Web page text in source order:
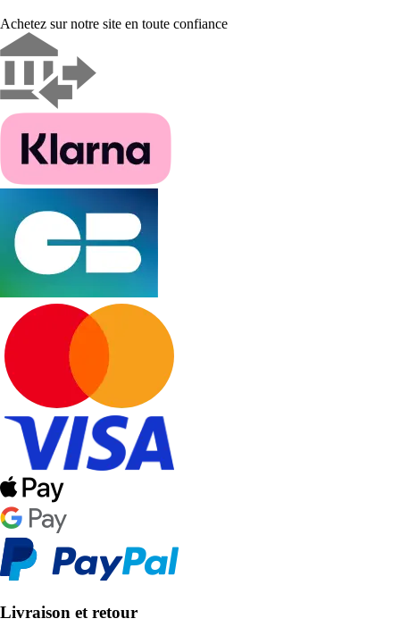
Achetez sur notre site en toute confiance
Livraison et retour